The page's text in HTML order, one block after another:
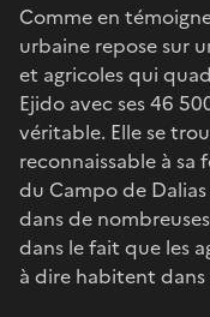
Comme en
urbaine repose sur
et agricoles qui
Ejido avec ses 46
véritable. Elle se
reconnaissable à sa
du Campo de
dans de
dans le fait que les
à dire habitent dans